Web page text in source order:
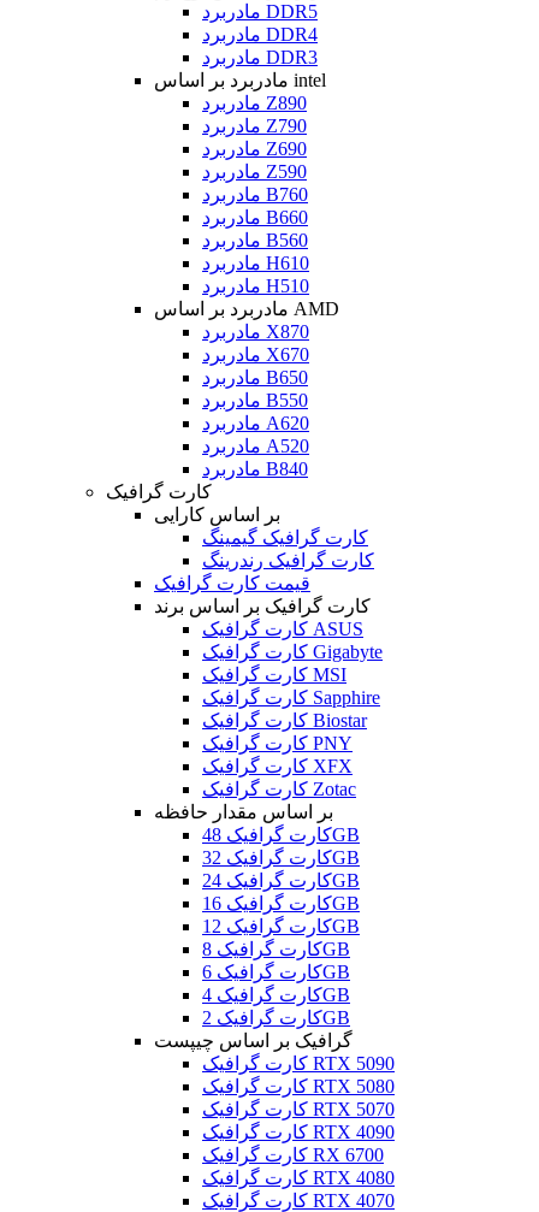
مادربرد DDR5
مادربرد DDR4
مادربرد DDR3
مادربرد بر اساس intel
مادربرد Z890
مادربرد Z790
مادربرد Z690
مادربرد Z590
مادربرد B760
مادربرد B660
مادربرد B560
مادربرد H610
مادربرد H510
مادربرد بر اساس AMD
مادربرد X870
مادربرد X670
مادربرد B650
مادربرد B550
مادربرد A620
مادربرد A520
مادربرد B840
کارت گرافیک
بر اساس کارایی
کارت گرافیک گیمینگ
کارت گرافیک رندرینگ
قیمت کارت گرافیک
کارت گرافیک بر اساس برند
کارت گرافیک ASUS
کارت گرافیک Gigabyte
کارت گرافیک MSI
کارت گرافیک Sapphire
کارت گرافیک Biostar
کارت گرافیک PNY
کارت گرافیک XFX
کارت گرافیک Zotac
بر اساس مقدار حافظه
کارت گرافیک 48GB
کارت گرافیک 32GB
کارت گرافیک 24GB
کارت گرافیک 16GB
کارت گرافیک 12GB
کارت گرافیک 8GB
کارت گرافیک 6GB
کارت گرافیک 4GB
کارت گرافیک 2GB
گرافیک بر اساس چیپست
کارت گرافیک RTX 5090
کارت گرافیک RTX 5080
کارت گرافیک RTX 5070
کارت گرافیک RTX 4090
کارت گرافیک RX 6700
کارت گرافیک RTX 4080
کارت گرافیک RTX 4070